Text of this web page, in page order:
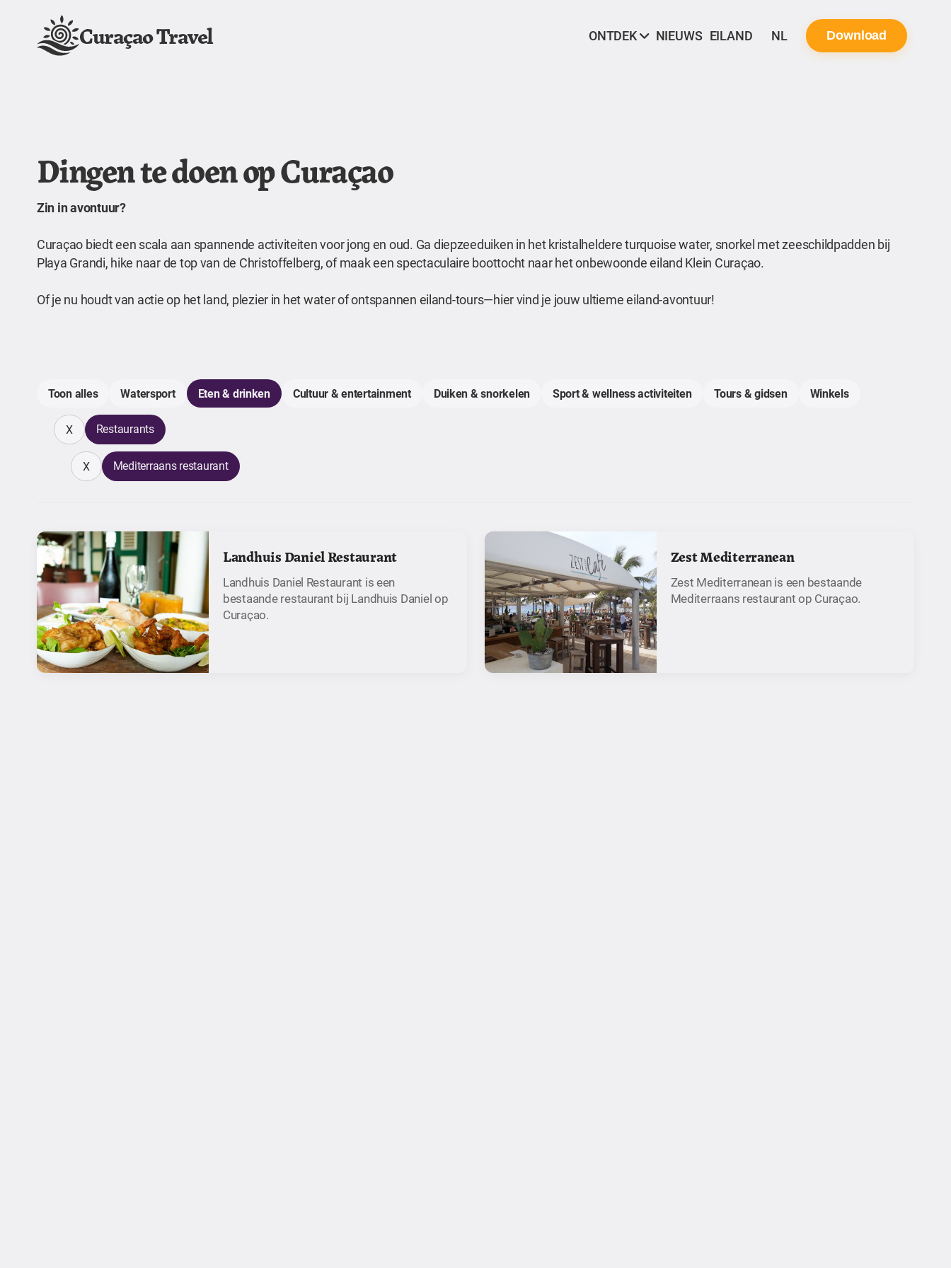
Curaçao Travel ONTDEK NIEUWS EILAND NL Download
Dingen te doen op Curaçao
Zin in avontuur?
Curaçao biedt een scala aan spannende activiteiten voor jong en oud. Ga diepzeeduiken in het kristalheldere turquoise water, snorkel met zeeschildpadden bij
Playa Grandi, hike naar de top van de Christoffelberg, of maak een spectaculaire boottocht naar het onbewoonde eiland Klein Curaçao.
Of je nu houdt van actie op het land, plezier in het water of ontspannen eiland-tours—hier vind je jouw ultieme eiland-avontuur!
Toon alles Watersport Eten & drinken Cultuur & entertainment Duiken & snorkelen Sport & wellness activiteiten Tours & gidsen Winkels
X Restaurants
X Mediterraans restaurant
Landhuis Daniel Restaurant
Landhuis Daniel Restaurant is een
bestaande restaurant bij Landhuis Daniel op
Curaçao.
Zest Mediterranean
Zest Mediterranean is een bestaande
Mediterraans restaurant op Curaçao.